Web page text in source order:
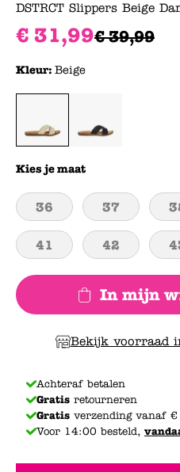
DSTRCT Slippers Beige
€ 31,99€ 39,99
Kleur: Beige
Kies je maat
36 37
41 42
In mijn
Bekijk voorraad
Achteraf betalen
Gratis retourneren
Gratis verzending vanaf
Voor 14:00 besteld,